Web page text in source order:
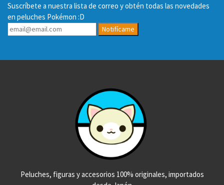
Suscríbete a nuestra lista de correo y obtén todas las novedades
en peluches Pokémon :D
Notifícame
Peluches, figuras y accesorios 100% originales, importados